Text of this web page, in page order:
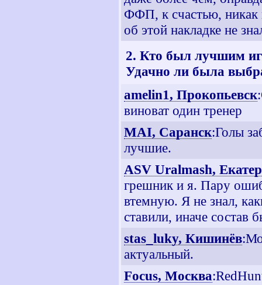
ФФП, к счастью, никак
об этой накладке не
2. Кто был лучшим
Удачно ли была
amelin1, Прокопьевск
виноват один тренер
MAI, Саранск:Голы
лучшие.
ASV Uralmash,
грешник и я. Пару
втемную. Я не знал,
ставили, иначе состав
stas_luky, Кишинёв
актуальный.
Focus, Москва